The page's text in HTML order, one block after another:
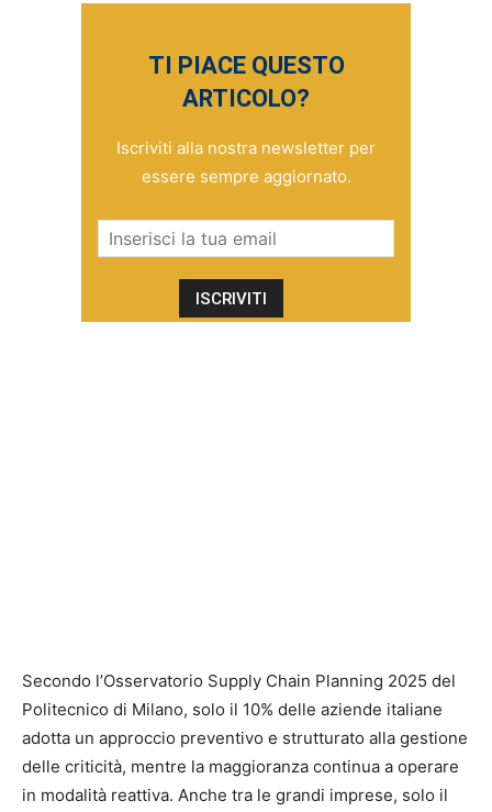
TI PIACE QUESTO
ARTICOLO?
Iscriviti alla nostra newsletter per
essere sempre aggiornato.
Secondo l’Osservatorio Supply Chain Planning 2025 del
Politecnico di Milano, solo il 10% delle aziende italiane
adotta un approccio preventivo e strutturato alla gestione
delle criticità, mentre la maggioranza continua a operare
in modalità reattiva. Anche tra le grandi imprese, solo il